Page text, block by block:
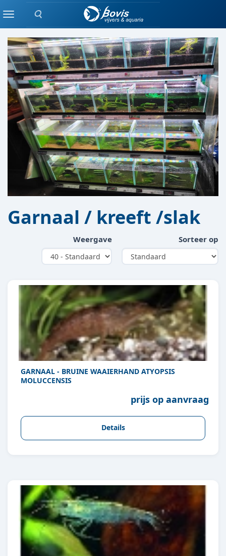
Zoeken
MenuTROPISCHE VIS
Garnaal / kreeft /slak
Weergave Sorteer op
GARNAAL - BRUINE WAAIERHAND ATYOPSIS
MOLUCCENSIS
prijs op aanvraag
Details